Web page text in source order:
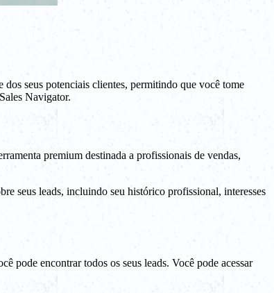
seus potenciais clientes, permitindo que você tome
Navigator.
premium destinada a profissionais de vendas,
seus leads, incluindo seu histórico profissional, interesses
pode encontrar todos os seus leads. Você pode acessar